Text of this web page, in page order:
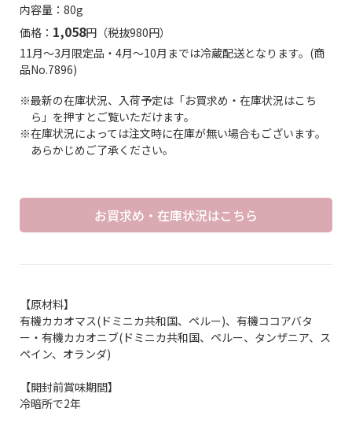
内容量：80g
価格： 1,058円（税抜980円）
11月～3月限定品・4月～10月までは冷蔵配送となります。(商
品No.7896)
※最新の在庫状況、入荷予定は「お買求め・在庫状況はこち
ら」を押すとご覧いただけます。
※在庫状況によっては注文時に在庫が無い場合もございます。
あらかじめご了承ください。
お買求め・在庫状況はこちら
【原材料】
有機カカオマス(ドミニカ共和国、ペルー)、有機ココアバタ
ー・有機カカオニブ(ドミニカ共和国、ペルー、タンザニア、ス
ペイン、オランダ)
【開封前賞味期間】
冷暗所で2年